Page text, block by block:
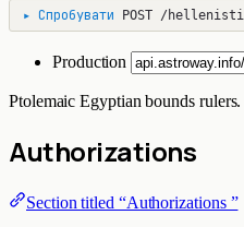
▸ Спробувати POST /
Production
Ptolemaic Egyptian bounds rulers.
Authorizations
Section titled “Authorizations ”